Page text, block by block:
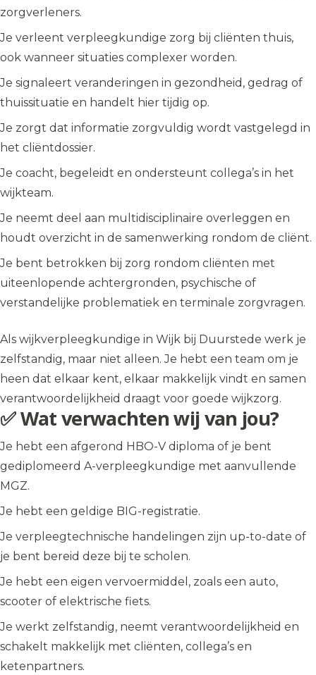
zorgverleners.
Je verleent verpleegkundige zorg bij cliënten thuis,
ook wanneer situaties complexer worden.
Je signaleert veranderingen in gezondheid, gedrag of
thuissituatie en handelt hier tijdig op.
Je zorgt dat informatie zorgvuldig wordt vastgelegd in
het cliëntdossier.
Je coacht, begeleidt en ondersteunt collega’s in het
wijkteam.
Je neemt deel aan multidisciplinaire overleggen en
houdt overzicht in de samenwerking rondom de cliënt.
Je bent betrokken bij zorg rondom cliënten met
uiteenlopende achtergronden, psychische of
verstandelijke problematiek en terminale zorgvragen.
Als wijkverpleegkundige in Wijk bij Duurstede werk je
zelfstandig, maar niet alleen. Je hebt een team om je
heen dat elkaar kent, elkaar makkelijk vindt en samen
verantwoordelijkheid draagt voor goede wijkzorg.
✅ Wat verwachten wij van jou?
Je hebt een afgerond HBO-V diploma of je bent
gediplomeerd A-verpleegkundige met aanvullende
MGZ.
Je hebt een geldige BIG-registratie.
Je verpleegtechnische handelingen zijn up-to-date of
je bent bereid deze bij te scholen.
Je hebt een eigen vervoermiddel, zoals een auto,
scooter of elektrische fiets.
Je werkt zelfstandig, neemt verantwoordelijkheid en
schakelt makkelijk met cliënten, collega’s en
ketenpartners.